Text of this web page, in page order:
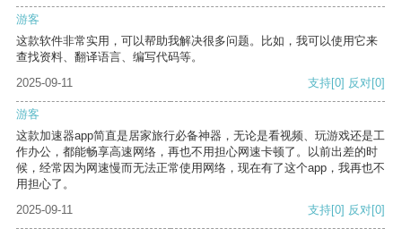
游客
这款软件非常实用，可以帮助我解决很多问题。比如，我可以使用它来
查找资料、翻译语言、编写代码等。
2025-09-11
支持[0] 反对[0]
游客
这款加速器app简直是居家旅行必备神器，无论是看视频、玩游戏还是工
作办公，都能畅享高速网络，再也不用担心网速卡顿了。以前出差的时
候，经常因为网速慢而无法正常使用网络，现在有了这个app，我再也不
用担心了。
2025-09-11
支持[0] 反对[0]